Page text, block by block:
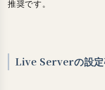
推奨です。
Live Serverの設